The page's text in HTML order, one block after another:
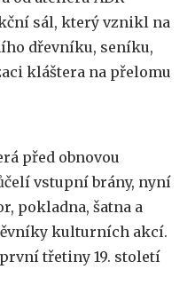
sál, který vznikl na
dřevníku, seníku,
kláštera na přelomu
před obnovou
vstupní brány, nyní
pokladna, šatna a
kulturních akcí.
třetiny 19. století